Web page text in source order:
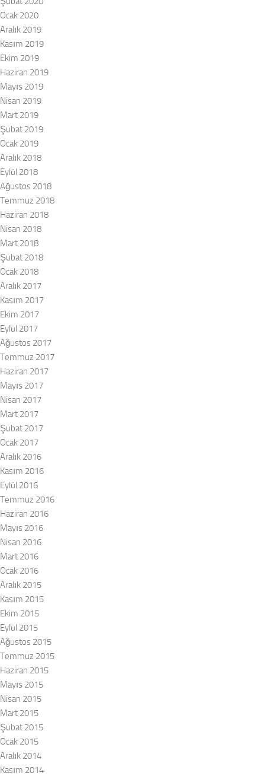
Ocak 2020
Aralık 2019
Kasım 2019
Ekim 2019
Haziran 2019
Mayıs 2019
Nisan 2019
Mart 2019
Şubat 2019
Ocak 2019
Aralık 2018
Eylül 2018
Ağustos 2018
Temmuz 2018
Haziran 2018
Nisan 2018
Mart 2018
Şubat 2018
Ocak 2018
Aralık 2017
Kasım 2017
Ekim 2017
Eylül 2017
Ağustos 2017
Temmuz 2017
Haziran 2017
Mayıs 2017
Nisan 2017
Mart 2017
Şubat 2017
Ocak 2017
Aralık 2016
Kasım 2016
Eylül 2016
Temmuz 2016
Haziran 2016
Mayıs 2016
Nisan 2016
Mart 2016
Ocak 2016
Aralık 2015
Kasım 2015
Ekim 2015
Eylül 2015
Ağustos 2015
Temmuz 2015
Haziran 2015
Mayıs 2015
Nisan 2015
Mart 2015
Şubat 2015
Ocak 2015
Aralık 2014
Kasım 2014